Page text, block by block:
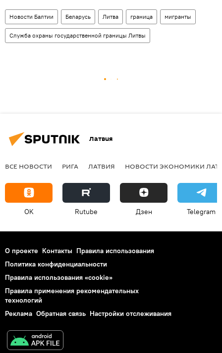
Новости Балтии Беларусь Литва граница мигранты
Служба охраны государственной границы Литвы
Латвия
ВСЕ НОВОСТИ РИГА ЛАТВИЯ НОВОСТИ ЭКОНОМИКИ
OK Rutube Дзен Telegram
О проекте Контакты Правила использования
Политика конфиденциальности
Правила использования «cookie»
Правила применения рекомендательных
технологий
Реклама Обратная связь Настройки отслеживания